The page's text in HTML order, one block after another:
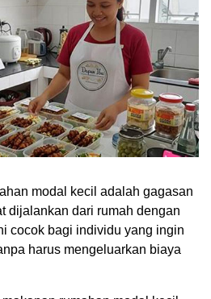
modal kecil adalah gagasan
dijalankan dari rumah dengan
cocok bagi individu yang ingin
harus mengeluarkan biaya